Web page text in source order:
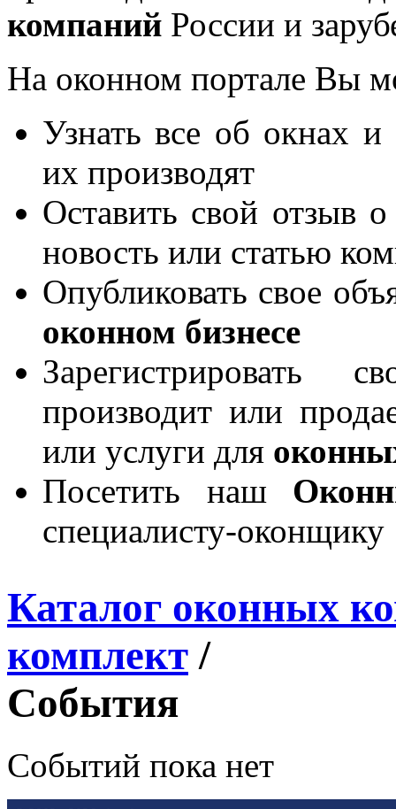
компаний России и
На оконном портале Вы
Узнать все об окнах и
их производят
Оставить свой отзыв
новость или статью
Опубликовать свое
оконном бизнесе
производит или
или услуги для
Посетить наш
специалисту-оконщику
Каталог оконных
комплект /
События
Событий пока нет